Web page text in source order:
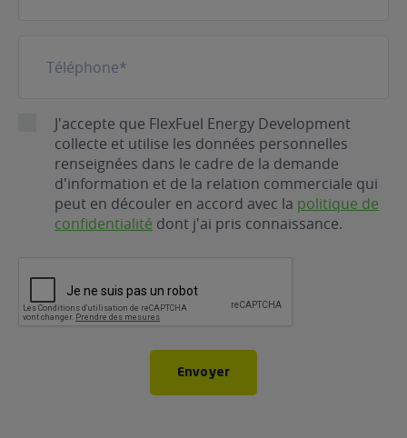
RGPDJ'accepte que FlexFuel Energy Development
collecte et utilise les données personnelles
renseignées dans le cadre de la demande
d'information et de la relation commerciale qui
peut en découler en accord avec la politique de
confidentialité dont j'ai pris connaissance.
Envoyer